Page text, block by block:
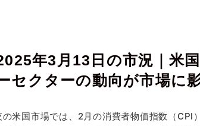
年3月13日 の市況｜米
セクターの動向が市場に
の米国市場では、2月の消費者物価指数（CPI